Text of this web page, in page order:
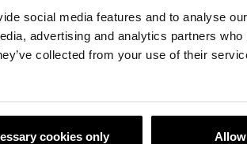
social media features and to analyse
advertising and analytics partners
collected from your use of their
cookies only
Fragen?